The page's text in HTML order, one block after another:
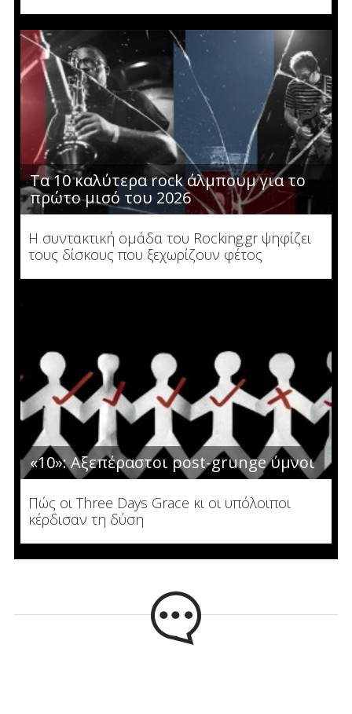
Τα 10 καλύτερα rock άλμπουμ για το
πρώτο μισό του 2026
Η συντακτική ομάδα του Rocking.gr ψηφίζει
τους δίσκους που ξεχωρίζουν φέτος
«10»: Αξεπέραστοι post-grunge ύμνοι
Πώς οι Three Days Grace κι οι υπόλοιποι
κέρδισαν τη δύση